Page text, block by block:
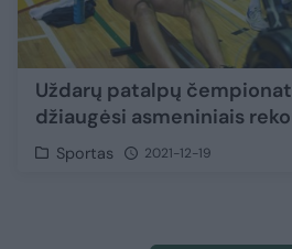
Uždarų patalpų
džiaugėsi asmeniniais
Sportas 2021-12-19